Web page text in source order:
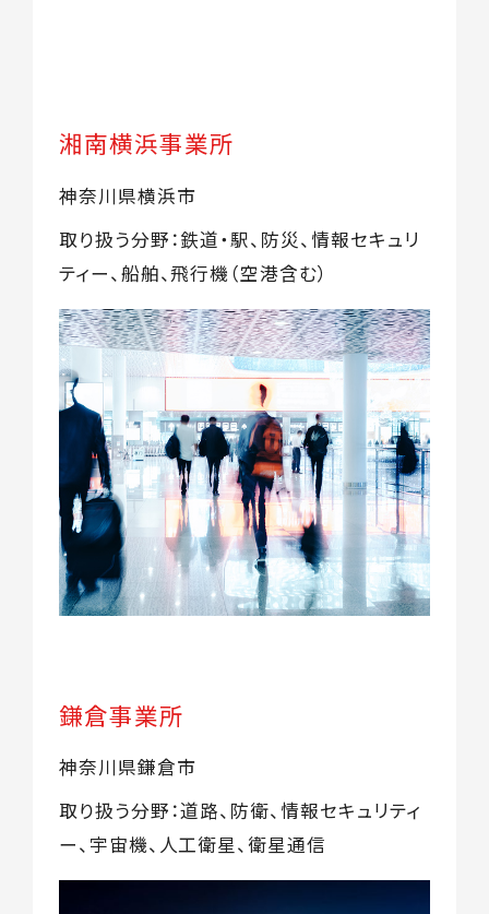
湘南横浜事業所
神奈川県横浜市
取り扱う分野：鉄道・駅、防災、情報セキュリ
ティー、船舶、飛行機（空港含む）
鎌倉事業所
神奈川県鎌倉市
取り扱う分野：道路、防衛、情報セキュリティ
ー、宇宙機、人工衛星、衛星通信